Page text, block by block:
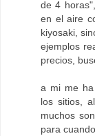
de 4
en el aire
kiyosaki,
ejemplos
precios,
a mi me ha
los sitios,
muchos
para